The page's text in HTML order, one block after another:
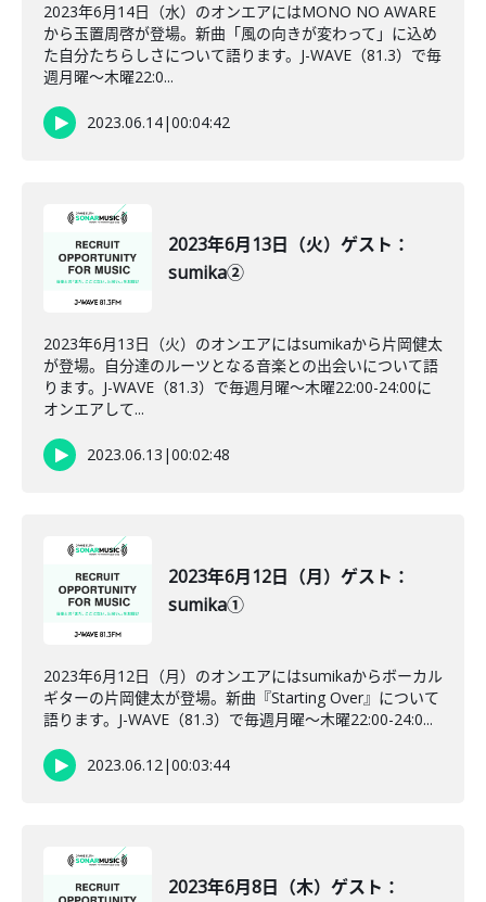
2023年6月14日（水）のオンエアにはMONO NO AWARE
から玉置周啓が登場。新曲「風の向きが変わって」に込め
た自分たちらしさについて語ります。J-WAVE（81.3）で毎
週月曜～木曜22:0...
2023.06.14|00:04:42
2023年6月13日（火）ゲスト：
sumika②
2023年6月13日（火）のオンエアにはsumikaから片岡健太
が登場。自分達のルーツとなる音楽との出会いについて語
ります。J-WAVE（81.3）で毎週月曜～木曜22:00-24:00に
オンエアして...
2023.06.13 |00:02:48
2023年6月12日（月）ゲスト：
sumika①
2023年6月12日（月）のオンエアにはsumikaからボーカル
ギターの片岡健太が登場。新曲『Starting Over』について
語ります。J-WAVE（81.3）で毎週月曜～木曜22:00-24:0...
2023.06.12|00:03:44
2023年6月8日（木）ゲスト：